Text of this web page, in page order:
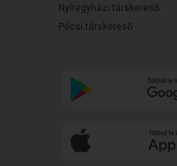
Nyíregyházi társkereső
Pécsi társkereső